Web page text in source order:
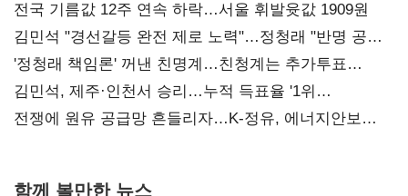
전국 기름값 12주 연속 하락…서울 휘발윳값 1909원
김민석 "경선갈등 완전 제로 노력"…정청래 "반명 공세
사과부터"
'정청래 책임론' 꺼낸 친명계…친청계는 추가투표
때리기
김민석, 제주·인천서 승리…누적 득표율 '1위
탈환'(종합)
전쟁에 원유 공급망 흔들리자…K-정유, 에너지안보
함께 볼만한 뉴스